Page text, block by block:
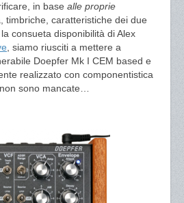
in base alle proprie
timbriche, caratteristiche dei due
consueta disponibilità di Alex
, siamo riusciti a mettere a
Doepfer Mk I CEM based e
realizzato con componentistica
sono mancate…